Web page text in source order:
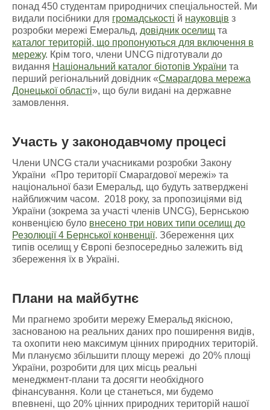
понад 450 студентам природничих спеціальностей. Ми
видали посібники для громадськості й науковців з
розробки мережі Емеральд, довідник оселищ та
каталог територій, що пропонуються для включення в
мережу. Крім того, члени UNCG підготували до
видання Національний каталог біотопів України та
перший регіональний довідник «Смарагдова мережа
Донецької області», що були видані на державне
замовлення.
Участь у законодавчому процесі
Члени UNCG стали учасниками розробки Закону
України «Про території Смарагдової мережі» та
національної бази Емеральд, що будуть затверджені
найближчим часом. 2018 року, за пропозиціями від
України (зокрема за участі членів UNCG), Бернською
конвенцією було внесено три нових типи оселищ до
Резолюції 4 Бернської конвенції. Збереження цих
типів оселищ у Європі безпосередньо залежить від
збереження їх в Україні.
Плани на майбутнє
Ми прагнемо зробити мережу Емеральд якісною,
заснованою на реальних даних про поширення видів,
та охопити нею максимум цінних природних територій.
Ми плануємо збільшити площу мережі до 20% площі
України, розробити для цих місць реальні
менеджмент-плани та досягти необхідного
фінансування. Коли це станеться, ми будемо
впевнені, що 20% цінних природних територій нашої